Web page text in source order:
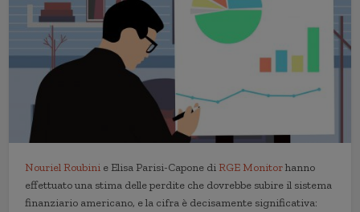
Nouriel Roubini e Elisa Parisi-Capone di RGE Monitorhanno
effettuato una stima delle perdite che dovrebbe subire il sistema
finanziario americano, e la cifra è decisamente significativa: